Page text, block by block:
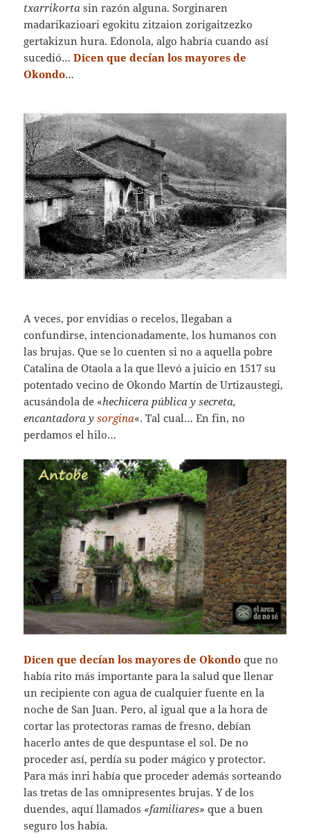
txarrikorta sin razón alguna. Sorginaren
madarikazioari egokitu zitzaion zorigaitzezko
gertakizun hura. Edonola, algo habría cuando así
sucedió…Dicen que decían los mayores de
Okondo…
A veces, por envidias o recelos, llegaban a
confundirse, intencionadamente, los humanos con
las brujas. Que se lo cuenten si no a aquella pobre
Catalina de Otaola a la que llevó a juicio en 1517 su
potentado vecino de Okondo Martín de Urtizaustegi,
acusándola de «hechicera pública y secreta,
encantadora ysorgina«. Tal cual… En fin, no
perdamos el hilo…
Dicen que decían los mayores de Okondo que no
había rito más importante para la salud que llenar
un recipiente con agua de cualquier fuente en la
noche de San Juan. Pero, al igual que a la hora de
cortar las protectoras ramas de fresno, debían
hacerlo antes de que despuntase el sol. De no
proceder así, perdía su poder mágico y protector.
Para más inri había que proceder además sorteando
las tretas de las omnipresentes brujas. Y de los
duendes, aquí llamados «familiares» que a buen
seguro los había.